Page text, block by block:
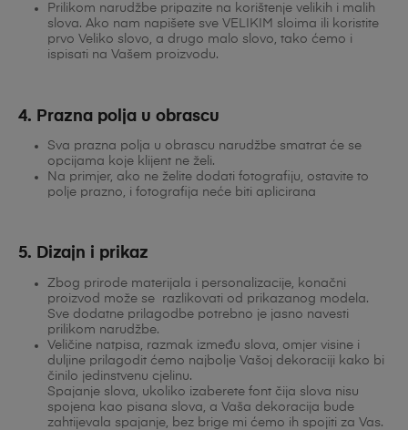
Prilikom narudžbe pripazite na korištenje velikih i malih
slova. Ako nam napišete sve VELIKIM sloima ili koristite
prvo Veliko slovo, a drugo malo slovo, tako ćemo i
ispisati na Vašem proizvodu.
4. Prazna polja u obrascu
Sva prazna polja u obrascu narudžbe smatrat će se
opcijama koje klijent ne želi.
Na primjer, ako ne želite dodati fotografiju, ostavite to
polje prazno, i fotografija neće biti aplicirana
5. Dizajn i prikaz
Zbog prirode materijala i personalizacije, konačni
proizvod može se razlikovati od prikazanog modela.
Sve dodatne prilagodbe potrebno je jasno navesti
prilikom narudžbe.
Veličine natpisa, razmak između slova, omjer visine i
duljine prilagodit ćemo najbolje Vašoj dekoraciji kako bi
činilo jedinstvenu cjelinu.
Spajanje slova, ukoliko izaberete font čija slova nisu
spojena kao pisana slova, a Vaša dekoracija bude
zahtijevala spajanje, bez brige mi ćemo ih spojiti za Vas.